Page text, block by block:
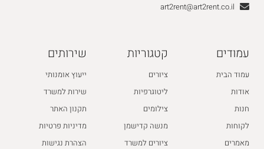
art2rent@art2rent.co.il
עמודים
עמוד הבית
אודות
חנות
לקוחות
מאמרים
קטגוריות
ציורים
ליטוגרפיות
צילומים
מנשה קדישמן
ציורים למשרד
שירותים
ייעוץ אומנותי
שירות למשרד
תקנון האתר
מדיניות פרטיות
הצהרת נגישות